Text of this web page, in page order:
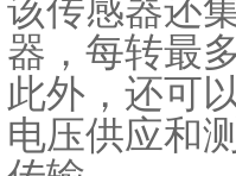
该传感器还
器，每转最
此外，还可
电压供应和